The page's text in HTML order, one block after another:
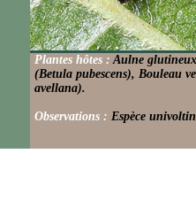
Plantes hôtes :Aulne
(Betula pubescens), Bouleau
avellana).
Observations : Espèce